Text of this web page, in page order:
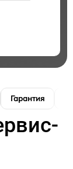
Гарантия